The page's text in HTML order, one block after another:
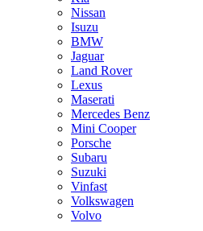
Nissan
Isuzu
BMW
Jaguar
Land Rover
Lexus
Maserati
Mercedes Benz
Mini Cooper
Porsche
Subaru
Suzuki
Vinfast
Volkswagen
Volvo